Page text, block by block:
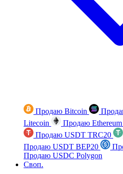
Продаю Bitcoin
Litecoin
Продаю Ethereum
Продаю USDT TRC20
Продаю USDT BEP20
Продаю USDC Polygon
Своп.